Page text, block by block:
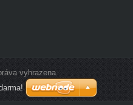
vyhrazena.